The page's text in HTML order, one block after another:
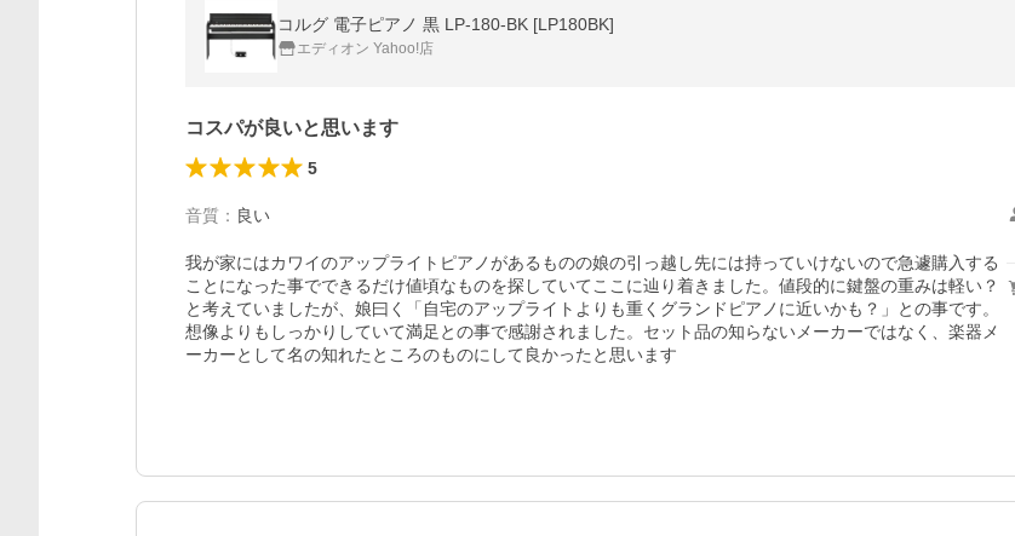
コルグ 電子ピアノ 黒 LP-180-BK [LP180BK]
エディオン Yahoo!店
コスパが良いと思います
5
音質 ： 良い
我が家にはカワイのアップライトピアノがあるものの娘の引っ越し先には持っていけないので急遽購入する
ことになった事でできるだけ値頃なものを探していてここに辿り着きました。値段的に鍵盤の重みは軽い？
と考えていましたが、娘曰く「自宅のアップライトよりも重くグランドピアノに近いかも？」との事です。
想像よりもしっかりしていて満足との事で感謝されました。セット品の知らないメーカーではなく、楽器メ
ーカーとして名の知れたところのものにして良かったと思います